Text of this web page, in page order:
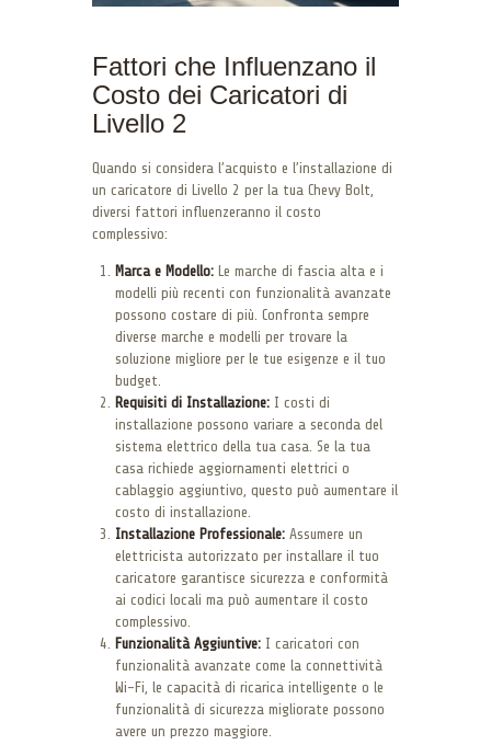
Fattori che Influenzano il
Costo dei Caricatori di
Livello 2
Quando si considera l’acquisto e l’installazione di
un caricatore di Livello 2 per la tua Chevy Bolt,
diversi fattori influenzeranno il costo
complessivo:
Marca e Modello: Le marche di fascia alta e i
modelli più recenti con funzionalità avanzate
possono costare di più. Confronta sempre
diverse marche e modelli per trovare la
soluzione migliore per le tue esigenze e il tuo
budget.
Requisiti di Installazione: I costi di
installazione possono variare a seconda del
sistema elettrico della tua casa. Se la tua
casa richiede aggiornamenti elettrici o
cablaggio aggiuntivo, questo può aumentare il
costo di installazione.
Installazione Professionale: Assumere un
elettricista autorizzato per installare il tuo
caricatore garantisce sicurezza e conformità
ai codici locali ma può aumentare il costo
complessivo.
Funzionalità Aggiuntive: I caricatori con
funzionalità avanzate come la connettività
Wi-Fi, le capacità di ricarica intelligente o le
funzionalità di sicurezza migliorate possono
avere un prezzo maggiore.